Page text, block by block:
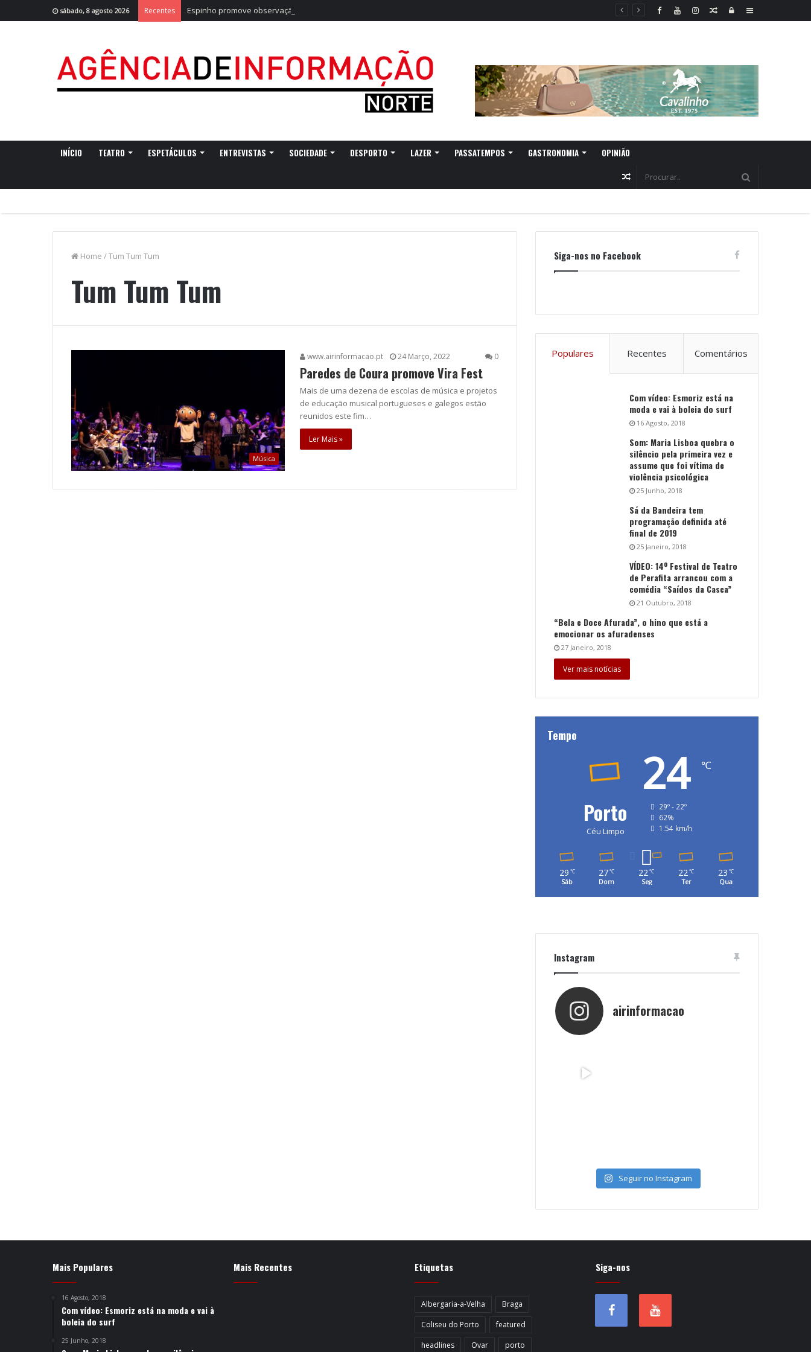
sábado, 8 agosto 2026 Recentes Espinho promove observação do eclipse solar parcial Sidebar
Log
Random
INÍCIO TEATRO ESPETÁCULOS ENTREVISTAS SOCIEDADE DESPORTO LAZER PASSATEMPOS GASTRONOMIA OPINIÃO
Random
Home /Tum Tum Tum
Tum Tum Tum
Música
www.airinformacao.pt 24 Março, 2022 0
Paredes de Coura promove Vira Fest
Mais de uma dezena de escolas de música e projetos
de educação musical portugueses e galegos estão
reunidos este fim…
Ler Mais »
Siga-nos no Facebook
Populares Recentes Comentários
Com vídeo: Esmoriz está na
moda e vai à boleia do surf
16 Agosto, 2018
Som: Maria Lisboa quebra o
silêncio pela primeira vez e
assume que foi vítima de
violência psicológica
25 Junho, 2018
Sá da Bandeira tem
programação definida até
final de 2019
25 Janeiro, 2018
VÍDEO: 14º Festival de Teatro
de Perafita arrancou com a
comédia “Saídos da Casca”
21 Outubro, 2018
“Bela e Doce Afurada”, o hino que está a
emocionar os afuradenses
27 Janeiro, 2018
Ver mais notícias
Tempo
Porto
Céu Limpo
24 ℃
29º - 22º
62%
1.54 km/h
29 ℃
Sáb
27℃
Dom
22℃
Seg
22℃
Ter
23 ℃
Qua
Instagram
airinformacao
Seguir no Instagram
Mais Populares
16 Agosto, 2018
Com vídeo: Esmoriz está na moda e vai à
boleia do surf
25 Junho, 2018
Mais Recentes Etiquetas
Albergaria-a-Velha
Braga
Coliseu do Porto
featured
headlines
Ovar porto
Siga-nos